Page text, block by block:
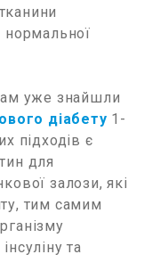
нормальної
уже знайшли
діабету 1-
підходів є
для
залози, які
тим самим
та